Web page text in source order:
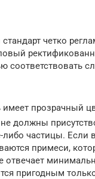
четко
соответствовать
прозрачный
не должны
либо частицы. Если
примеси,
отвечает
пригодным